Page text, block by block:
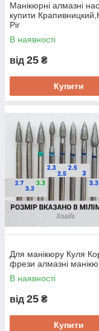
Манікюрні алмазні
купити
Ріг
я,Польща
В наявності
від 25 ₴
Купити
Для манікюру Куля
фрези алмазні
В наявності
від 25 ₴
Купити